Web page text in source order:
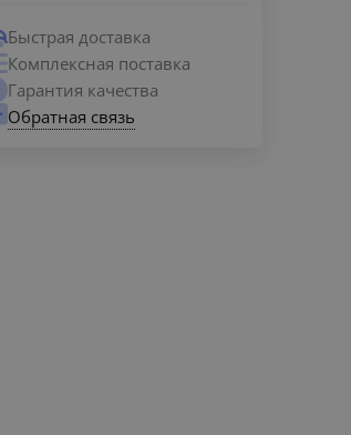
Быстрая доставка
Комплексная поставка
Гарантия качества
Обратная связь